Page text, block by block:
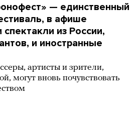
— единственный
в афише
спектакли из России,
и иностранные
артисты и зрители,
могут вновь почувствовать